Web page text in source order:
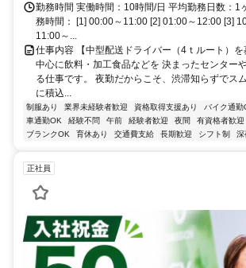
勤務時間 実働時間：10時間/日 平均勤務日数：1
務時間： [1] 00:00～11:00 [2] 01:00～12:00 [3]
11:00～...
仕事内容 【中型配送ドライバー（4ｔルート）
中心に飲料・加工食品などを 決まったセンター
る仕事です。 夜勤だからこそ、渋滞知らずでス
に積込...
制服あり 業界未経験者歓迎 資格取得支援あり バイク通勤
車通勤OK
経験不問 午前 経験者歓迎 夜間 有資格者歓迎
ブランクOK
育休あり 交通費支給 長期歓迎 シフト制 深
正社員